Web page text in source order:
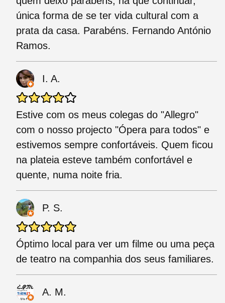
única forma de se ter vida cultural com a
prata da casa. Parabéns. Fernando António
Ramos.
I. A.
Estive com os meus colegas do "Allegro"
com o nosso projecto "Ópera para todos" e
estivemos sempre confortáveis. Quem ficou
na plateia esteve também confortável e
quente, numa noite fria.
P. S.
Óptimo local para ver um filme ou uma peça
de teatro na companhia dos seus familiares.
A. M.